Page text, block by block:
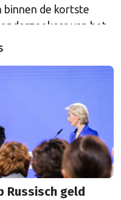
de kortste
van het
Studies. Vooral
Russisch geld